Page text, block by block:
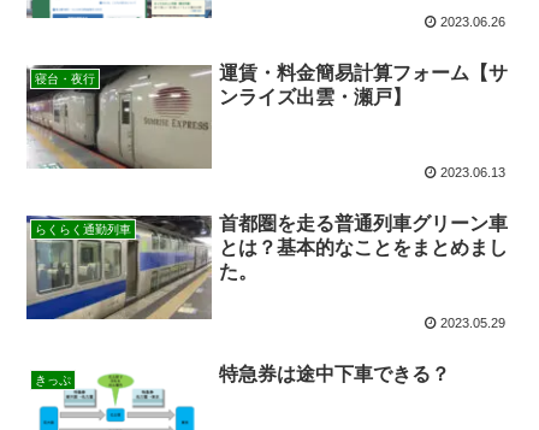
2023.06.26
寝台・夜行
運賃・料金簡易計算フォーム【サ
ンライズ出雲・瀬戸】
2023.06.13
らくらく通勤列車
首都圏を走る普通列車グリーン車
とは？基本的なことをまとめまし
た。
2023.05.29
きっぷ 特急券は途中下車できる？